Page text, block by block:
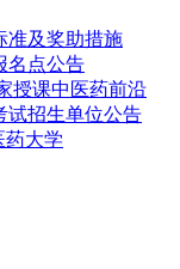
准及奖助措施
名点公告
授课中医药前沿
试招生单位公告
大学